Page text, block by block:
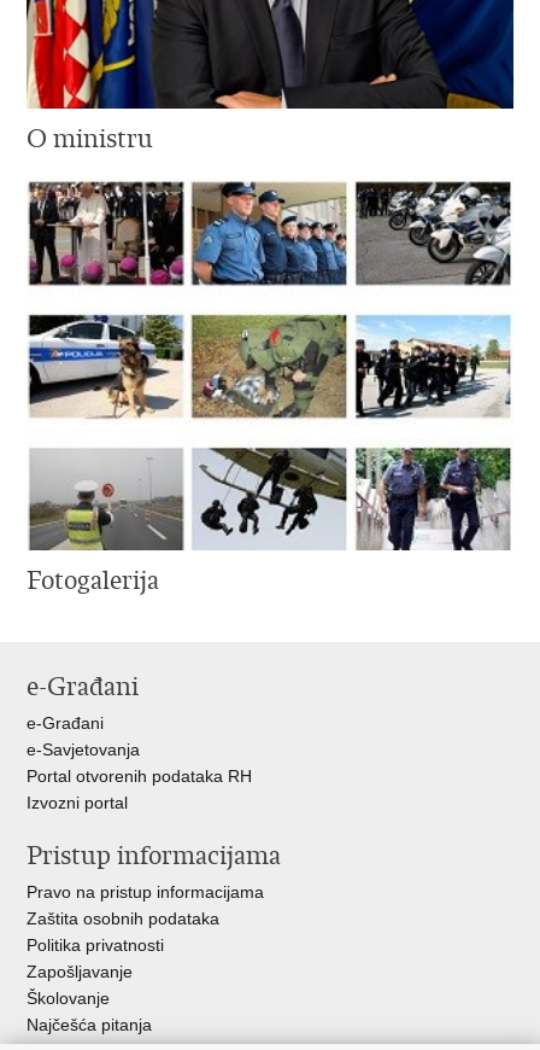
O ministru
Fotogalerija
e-Građani
e-Građani
e-Savjetovanja
Portal otvorenih podataka RH
Izvozni portal
Pristup informacijama
Pravo na pristup informacijama
Zaštita osobnih podataka
Politika privatnosti
Zapošljavanje
Školovanje
Najčešća pitanja